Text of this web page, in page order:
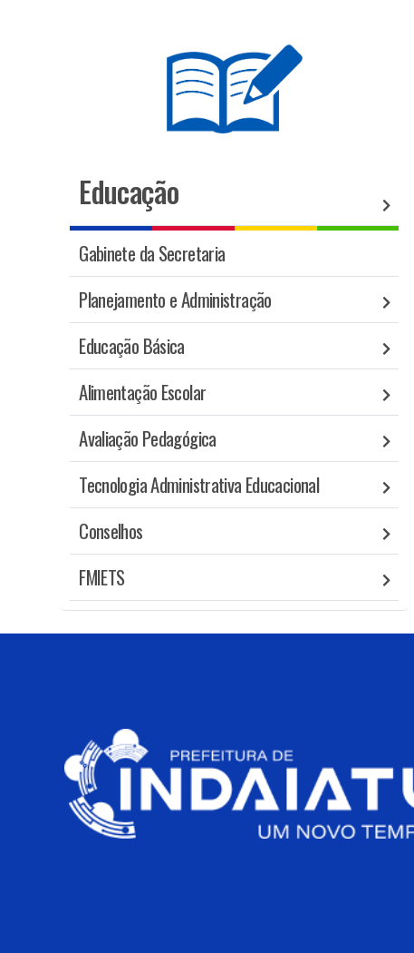
Educação
Gabinete da Secretaria
Planejamento e Administração
Educação Básica
Alimentação Escolar
Avaliação Pedagógica
Tecnologia Administrativa Educacional
Conselhos
FMIETS